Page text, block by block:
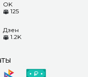
OK
125
Дзен
1.2K